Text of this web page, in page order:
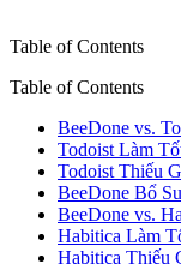
Table of Contents
Table of Contents
BeeDone vs.
Todoist Làm
Todoist Thiếu
BeeDone Bổ
BeeDone vs.
Habitica Làm
Habitica Thiếu